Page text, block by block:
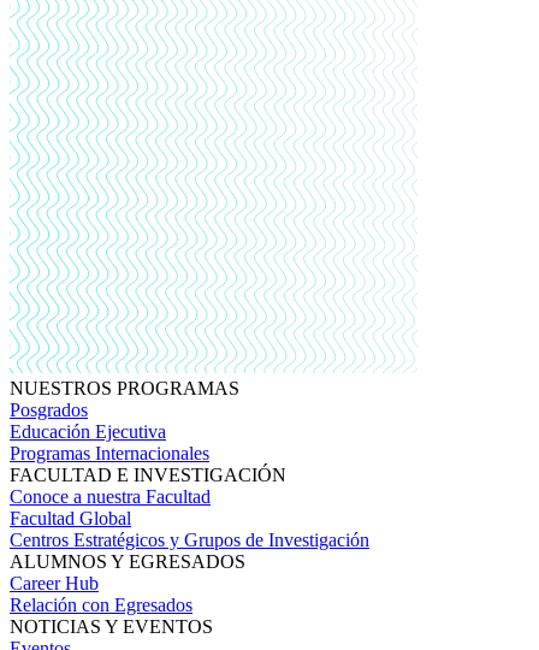
NUESTROS PROGRAMAS
Posgrados
Educación Ejecutiva
Programas Internacionales
FACULTAD E INVESTIGACIÓN
Conoce a nuestra Facultad
Facultad Global
Centros Estratégicos y Grupos de Investigación
ALUMNOS Y EGRESADOS
Career Hub
Relación con Egresados
NOTICIAS Y EVENTOS